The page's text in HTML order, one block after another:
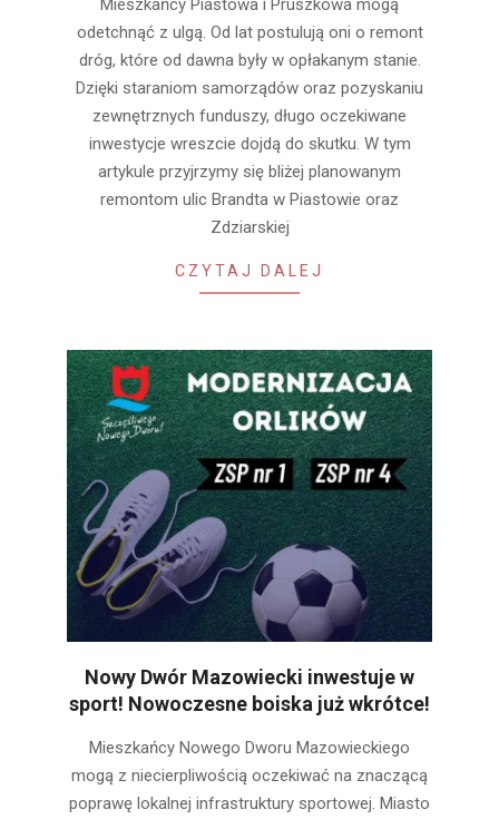
05
Mieszkańcy Piastowa i Pruszkowa mogą
odetchnąć z ulgą. Od lat postulują oni o remont
dróg, które od dawna były w opłakanym stanie.
Dzięki staraniom samorządów oraz pozyskaniu
zewnętrznych funduszy, długo oczekiwane
inwestycje wreszcie dojdą do skutku. W tym
artykule przyjrzymy się bliżej planowanym
remontom ulic Brandta w Piastowie oraz
Zdziarskiej
CZYTAJ DALEJ
Nowy Dwór Mazowiecki inwestuje w
sport! Nowoczesne boiska już wkrótce!
02-
03
Mieszkańcy Nowego Dworu Mazowieckiego
mogą z niecierpliwością oczekiwać na znaczącą
poprawę lokalnej infrastruktury sportowej. Miasto